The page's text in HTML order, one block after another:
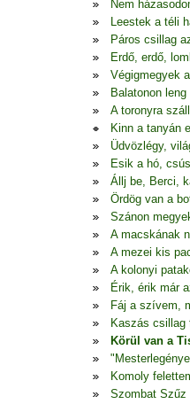
Nem
Leestek a téli
Páros csillag
Erdő, erdő,
Végigmegyek
Balatonon leng
A toronyra
Kinn a tanyán
Üdvözlégy,
Esik a hó,
Állj be, Berci,
Ördög van a
Szánon
A macskának
A mezei kis
A kolonyi
Érik, érik már
Fáj a szívem,
Kaszás csillag
Körül van a
Komoly
Szombat Szűz